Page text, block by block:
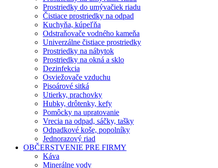
Prostriedky do umývačiek riadu
Čistiace prostriedky na odpad
Kuchyňa, kúpeľňa
Odstraňovače vodného kameňa
Univerzálne čistiace prostriedky
Prostriedky na nábytok
Prostriedky na okná a sklo
Dezinfekcia
Osviežovače vzduchu
Pisoárové sitká
Utierky, prachovky
Hubky, drôtenky, kefy
Pomôcky na upratovanie
Vrecia na odpad, sáčky, tašky
Odpadkové koše, popolníky
Jednorazový riad
OBČERSTVENIE PRE FIRMY
Káva
Minerálne vody